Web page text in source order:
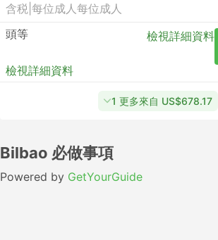
含税 每位成人每位成人
頭等
檢視詳細資料
檢視詳細資料
1 更多來自 US$678.17
Bilbao 必做事項
Powered by GetYourGuide